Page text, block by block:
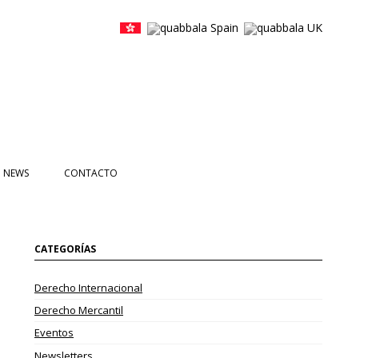
NEWS
VIDEOS
CONTACTO
CATEGORÍAS
Derecho Internacional
Derecho Mercantil
Eventos